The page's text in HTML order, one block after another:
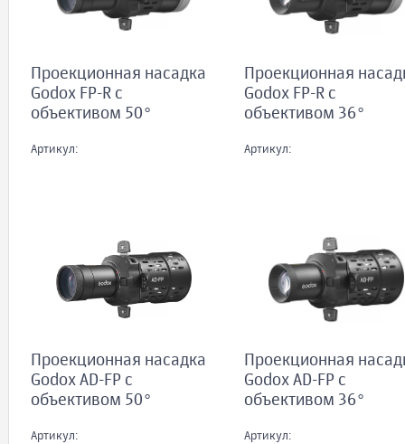
Проекционная насадка
Godox FP-R с
объективом 50°
Артикул:
Проекционная
Godox FP-R с
объективом 36°
Артикул:
Проекционная насадка
Godox AD-FP с
объективом 50°
Артикул:
Проекционная
Godox AD-FP с
объективом 36°
Артикул: